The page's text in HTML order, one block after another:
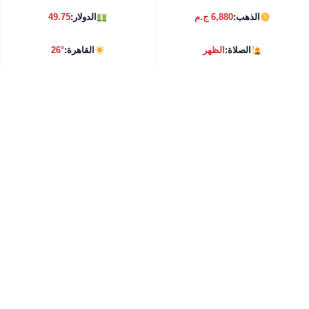
الذهب:6,880 ج.م الدولار:49.75
الصلاة:الظهر القاهرة:26°